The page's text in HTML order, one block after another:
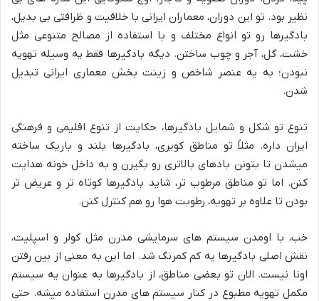
نظیر بود. تو این دوران، معماران ایرانی با خلاقیت و ظرافتی بی بدیل،
بادگیرها رو تو انواع مختلف و با استفاده از مصالح متنوعی مثل
خشت، گل، آجر و چوب ساختن. دیگه بادگیرها فقط یه وسیله تهویه
نبودن؛ به یه عنصر شاخص و زینت بخش معماری ایرانی تبدیل
شدن.
تنوع تو شکل و شمایل بادگیرها، حکایت از تنوع اقلیمی و فرهنگی
ایران داره. مثلاً تو مناطق کویری، بادگیرها بلند و باریک ساخته
میشدن تا بتونن بادهای بالاتری رو بگیرن و به داخل خونه هدایت
کنن. اما تو مناطق مرطوب تر، شاید بادگیرها کوتاه تر و عریض تر
بودن تا علاوه بر تهویه، رطوبت هوا رو هم کنترل کنن.
خب، با اومدن سیستم های سرمایشی مدرن مثل کولر و اسپلیت،
نقش اصلی بادگیرها یه کم کمرنگ شد. اما این به معنی از بین رفتن
اونا نیست. الان تو بعضی مناطق، از بادگیرها به عنوان یه سیستم
مکمل تهویه مطبوع در کنار سیستم های مدرن استفاده میشه. حتی